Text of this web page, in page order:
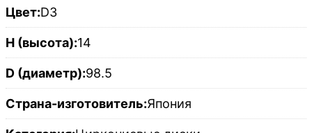
Цвет:D3
H (высота):14
D (диаметр):98.5
Страна-изготовитель:Япония